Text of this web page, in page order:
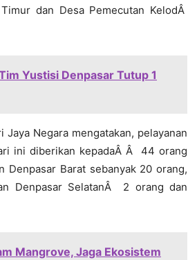
dan Desa Pemecutan KelodÂ
Yustisi Denpasar Tutup 1
Negara mengatakan, pelayanan
ini diberikan kepadaÂ Â 44 orang
Denpasar Barat sebanyak 20 orang,
Denpasar SelatanÂ 2 orang dan
Mangrove, Jaga Ekosistem